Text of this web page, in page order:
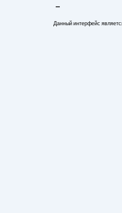
-
Данный интерфейс